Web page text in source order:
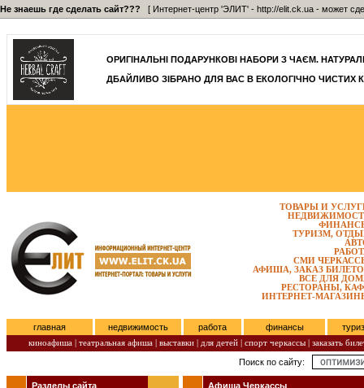
Не знаешь где сделать сайт??? [ Интернет-центр 'ЭЛИТ' - http://elit.ck.ua - может
]
ОРИГІНАЛЬНІ ПОДАРУНКОВІ НАБОРИ З ЧАЄМ.
ДБАЙЛИВО ЗІБРАНО ДЛЯ ВАС В ЕКОЛОГІЧНО ЧИСТИХ
ТОВАРЫ И
ТУРИЗМ,
СМИ
АФИША, ЗАКАЗ
ВСЕ ДЛЯ
РЕСТОРАНЫ,
ИНТЕРНЕТ-
главная недвижимость работа финансы
киноафиша | театральная афиша | выставки | для детей | спорт черкассы | заказать
Поиск по сайту:
Разделы сайта Афиша Черкассы